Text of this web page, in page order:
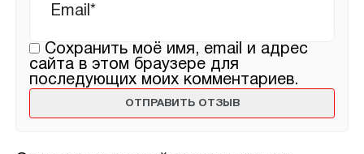
Сохранить моё имя, email и адрес
сайта в этом браузере для
последующих моих комментариев.